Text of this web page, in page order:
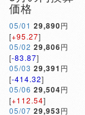
価格
05/01 29,890円
[+95.27]
05/02 29,806円
[-83.87]
05/03 29,391 円
[-414.32]
05/06 29,504円
[+112.54]
05/07 29,953円